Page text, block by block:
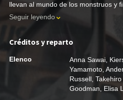
llevan al mundo de los monstruos y
Seguir leyendo
Créditos y reparto
Elenco Anna Sawai
Yamamoto
Russell Takehiro
Goodman
Elisa